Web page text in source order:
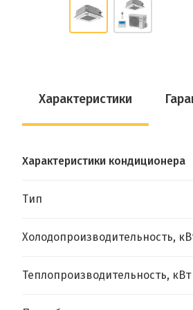
Характеристики
Характеристики кондиционера
Тип
Холодопроизводительность,
Теплопроизводительность, кВт